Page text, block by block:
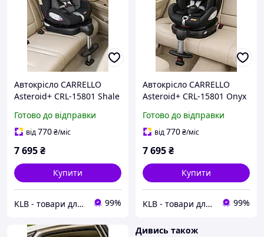
Автокрісло CARRELLO
Asteroid+ CRL-15801 Shale
поворотом та опорною
стійкою
Готово до відправки
від770₴/міс
7 695₴
Купити
KLB - товари для дому, дітей та тварин 99%
Автокрісло CARRELLO
Asteroid+ CRL-15801 Onyx
поворотом та опорною
стійкою
Готово до відправки
від770₴/міс
7 695₴
Купити
KLB - товари для дому, дітей та тварин 99%
Дивись також